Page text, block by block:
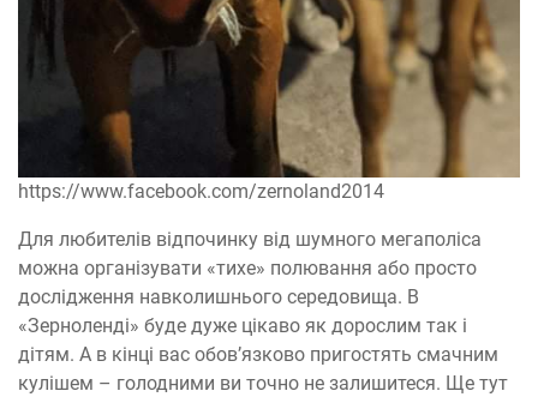
https://www.facebook.com/zernoland2014
Для любителів відпочинку від шумного мегаполіса
можна організувати «тихе» полювання або просто
дослідження навколишнього середовища. В
«Зерноленді» буде дуже цікаво як дорослим так і
дітям. А в кінці вас обов’язково пригостять смачним
кулішем – голодними ви точно не залишитеся. Ще тут